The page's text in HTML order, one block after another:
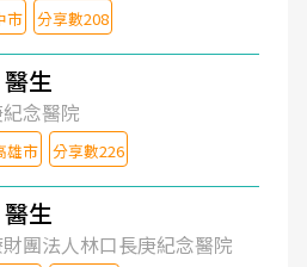
市 分享數208
生
念醫院
雄市 分享數226
生
團法人林口長庚紀念醫院